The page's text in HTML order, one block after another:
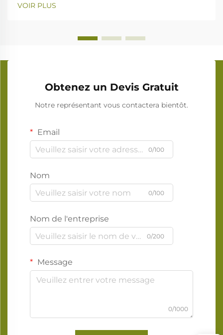
VOIR PLUS
Obtenez un Devis Gratuit
Notre représentant vous contactera bientôt.
Email
0/100
Nom
0/100
Nom de l'entreprise
0/200
Message
0/1000